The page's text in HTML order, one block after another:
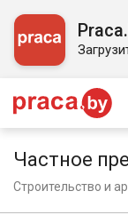
Частное
Строительство и